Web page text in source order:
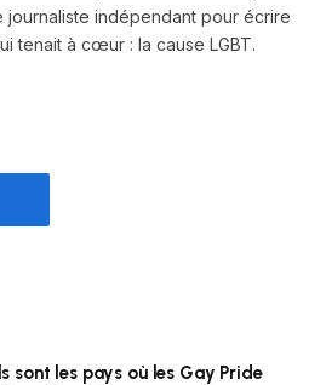
journaliste indépendant pour écrire
tenait à cœur : la cause LGBT.
sont les pays où les Gay Pride